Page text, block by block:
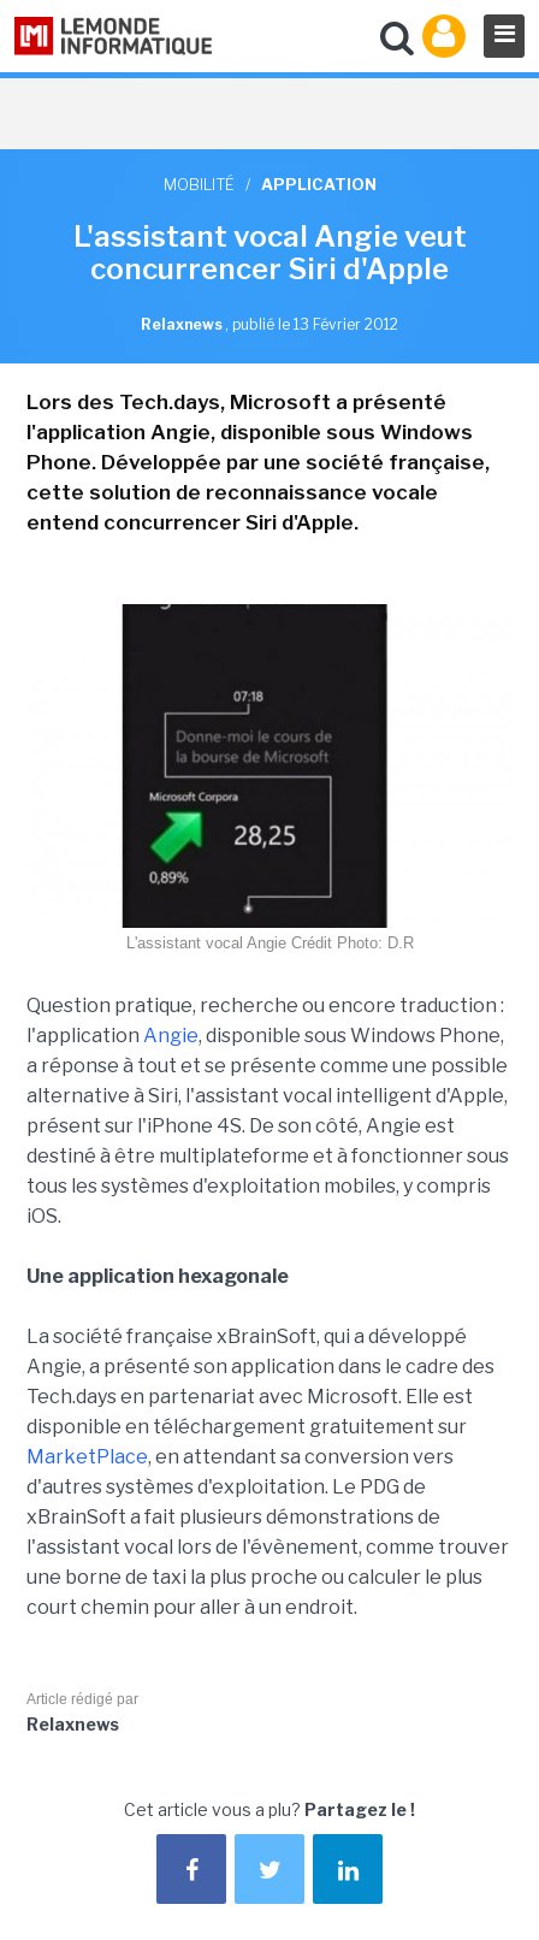
MOBILITÉ / APPLICATION
L'assistant vocal Angie veut
concurrencer Siri d'Apple
Relaxnews , publié le 13 Février 2012
Lors des Tech.days, Microsoft a présenté
l'application Angie, disponible sous Windows
Phone. Développée par une société française,
cette solution de reconnaissance vocale
entend concurrencer Siri d'Apple.
L'assistant vocal Angie Crédit Photo: D.R
Question pratique, recherche ou encore traduction :
l'application Angie, disponible sous Windows Phone,
a réponse à tout et se présente comme une possible
alternative à Siri, l'assistant vocal intelligent d'Apple,
présent sur l'iPhone 4S. De son côté, Angie est
destiné à être multiplateforme et à fonctionner sous
tous les systèmes d'exploitation mobiles, y compris
iOS.
Une application hexagonale
La société française xBrainSoft, qui a développé
Angie, a présenté son application dans le cadre des
Tech.days en partenariat avec Microsoft. Elle est
disponible en téléchargement gratuitement sur
MarketPlace, en attendant sa conversion vers
d'autres systèmes d'exploitation. Le PDG de
xBrainSoft a fait plusieurs démonstrations de
l'assistant vocal lors de l'évènement, comme trouver
une borne de taxi la plus proche ou calculer le plus
court chemin pour aller à un endroit.
Article rédigé par
Relaxnews
Cet article vous a plu? Partagez le !